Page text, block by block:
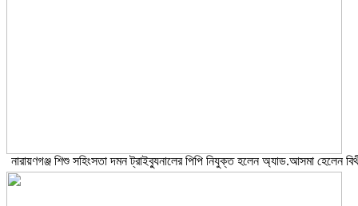
নারায়ণগঞ্জ শিশু সহিংসতা দমন ট্রাইব্যুনালের পিপি নিযুক্ত হলেন অ্যাড.আসমা হেলেন